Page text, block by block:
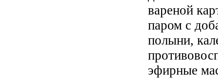
вареной
паром с
полыни,
эфирные